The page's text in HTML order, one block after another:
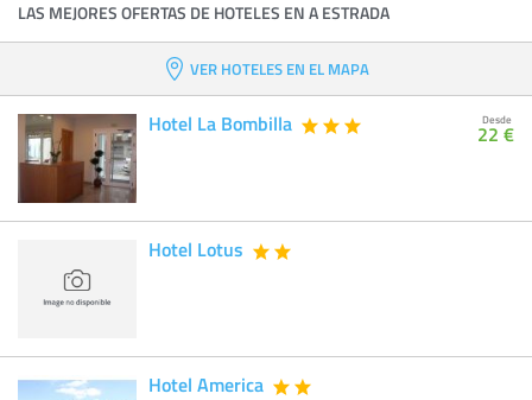
LAS MEJORES OFERTAS DE HOTELES EN A ESTRADA
VER HOTELES EN EL MAPA
Hotel La Bombilla Desde
22 €
Hotel Lotus
Hotel America